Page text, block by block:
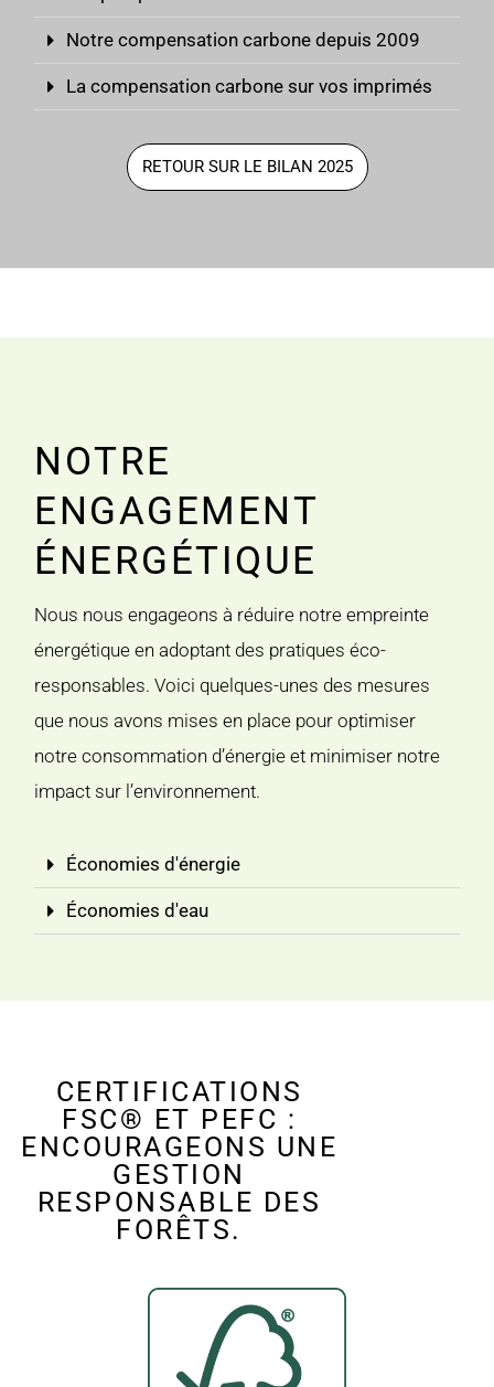
Notre compensation carbone depuis 2009
La compensation carbone sur vos imprimés
RETOUR SUR LE BILAN 2025
NOTRE
ENGAGEMENT
ÉNERGÉTIQUE
Nous nous engageons à réduire notre empreinte
énergétique en adoptant des pratiques éco-
responsables. Voici quelques-unes des mesures
que nous avons mises en place pour optimiser
notre consommation d’énergie et minimiser notre
impact sur l’environnement.
Économies d'énergie
Économies d'eau
CERTIFICATIONS
FSC® ET PEFC :
ENCOURAGEONS UNE
GESTION
RESPONSABLE DES
FORÊTS.